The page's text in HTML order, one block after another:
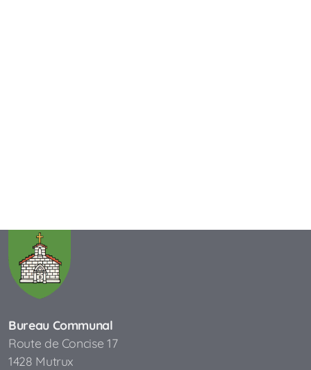
Bureau Communal
Route de Concise 17
1428 Mutrux